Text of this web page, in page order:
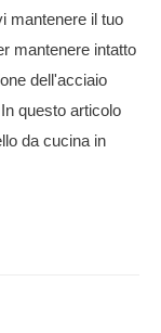
mantenere il tuo
mantenere intatto
dell'acciaio
questo articolo
da cucina in